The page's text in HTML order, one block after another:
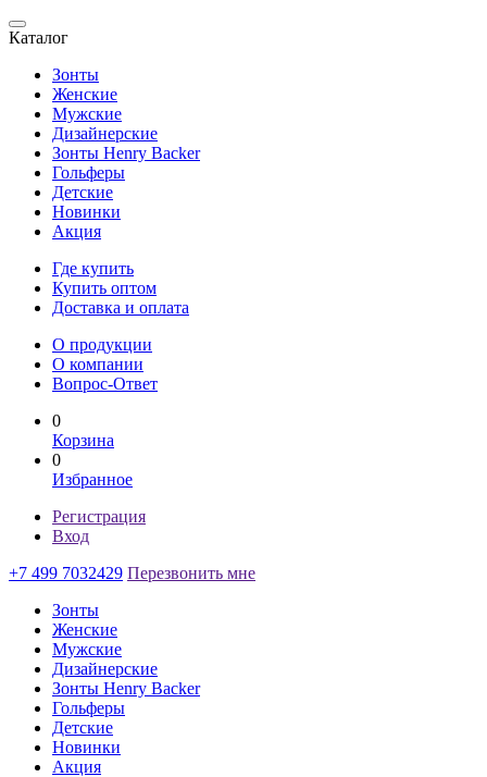
Каталог
Зонты
Женские
Мужские
Дизайнерские
Зонты Henry Backer
Гольферы
Детские
Новинки
Акция
Где купить
Купить оптом
Доставка и оплата
О продукции
О компании
Вопрос-Ответ
0
Корзина
0
Избранное
Регистрация
Вход
+7 499 7032429 Перезвонить мне
Зонты
Женские
Мужские
Дизайнерские
Зонты Henry Backer
Гольферы
Детские
Новинки
Акция